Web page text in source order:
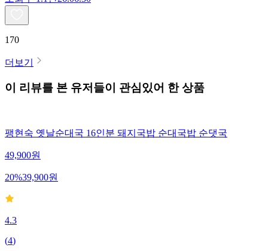
170
더보기
이 리뷰를 본 유저들이 관심있어 한 상품
팽현숙 옛날순대국 16인분 돼지국밥 순대국밥 순댓국
49,900원
20%39,900원
4.3
(4)